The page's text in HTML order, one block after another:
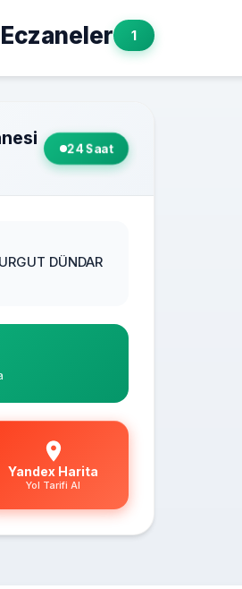
1
24 Saat
DÜNDAR
Yandex Harita
Yol Tarifi Al